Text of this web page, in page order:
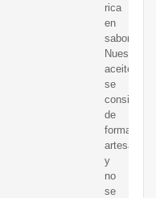
rica
en
sabores.
Nuestro
aceite
se
consigue
de
forma
artesanal,
y
no
se